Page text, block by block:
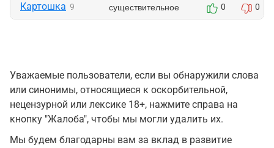
Картошка 9 существительное 0 0
Уважаемые пользователи, если вы обнаружили слова
или синонимы, относящиеся к оскорбительной,
нецензурной или лексике 18+, нажмите справа на
кнопку "Жалоба", чтобы мы могли удалить их.
Мы будем благодарны вам за вклад в развитие